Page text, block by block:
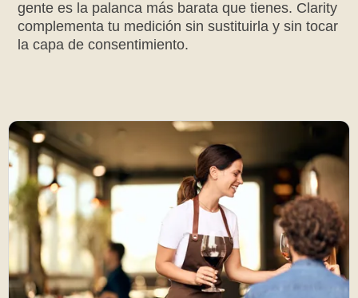
gente es la palanca más barata que tienes. Clarity
complementa tu medición sin sustituirla y sin tocar
la capa de consentimiento.